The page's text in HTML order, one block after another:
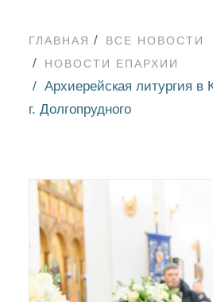
ГЛАВНАЯ
ВСЕ НОВОСТИ
НОВОСТИ ЕПАРХИИ
Архиерейская литургия в
г. Долгопрудного